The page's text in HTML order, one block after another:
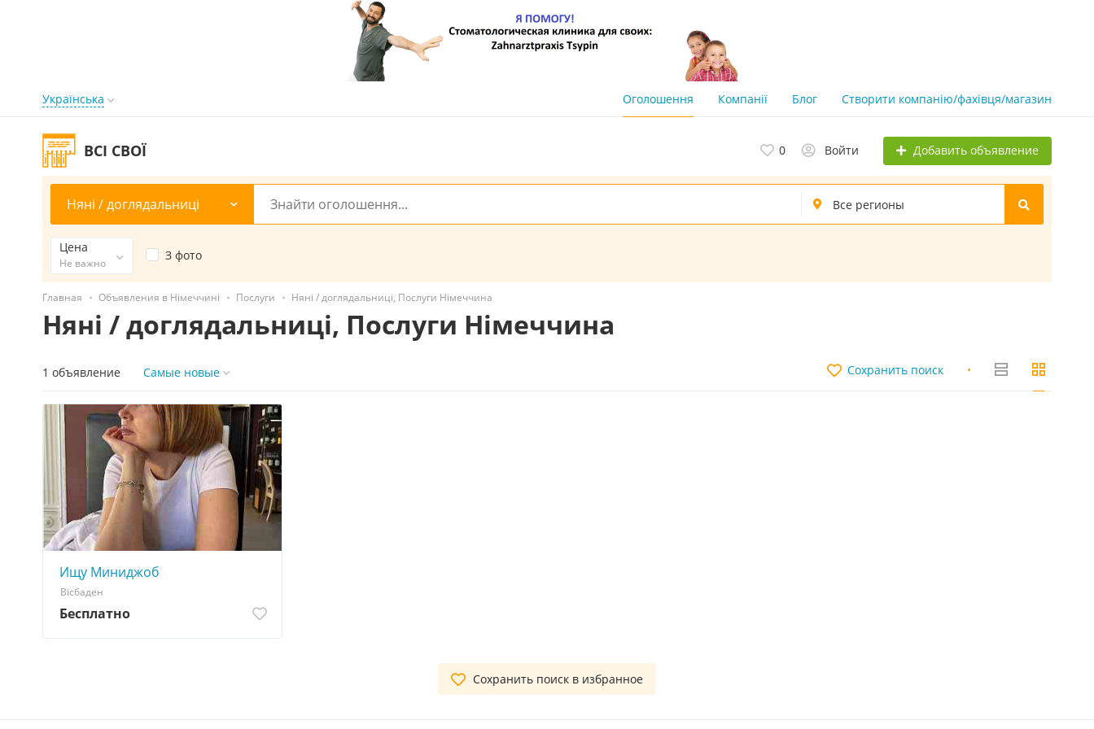
Українська Оголошення Компанії Блог Створити компанію/фахівця/магазин
ВСІ СВОЇ 0 Войти Добавить объявление
Няні / доглядальниці
Цена
Не важно
З фото
Главная Объявления в Німеччині Послуги Няні / доглядальниці, Послуги Німеччина
Няні / доглядальниці, Послуги Німеччина
1 объявление Самые новые Сохранить поиск
Ищу Миниджоб
Вісбаден
Бесплатно
Сохранить поиск в избранное